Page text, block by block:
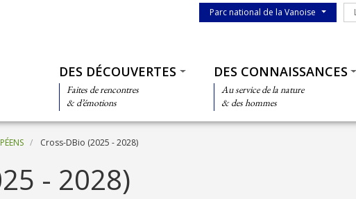
Menu du parc
Parc national de la Vanoise
DES DÉCOUVERTES
Faites de rencontres
& d’émotions
DES CONNAISSANCES
Au service de la nature
& des hommes
Cross-DBio (2025 - 2028)
- 2028)